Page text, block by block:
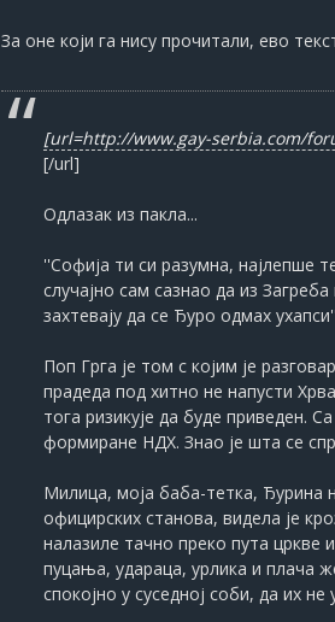
За оне који га нису прочитали, ево
[url=http://www.gay-serbia.com/
[/url]
Одлазак из пакла...
''Софија ти си разумна, најлепше
случајно сам сазнао да из
захтевају да се Ђуро одмах
Поп Грга је том с којим је
прадеда под хитно не напусти
тога ризикује да буде приведен.
формиране НДХ. Знао је шта се
Милица, моја баба-тетка, Ђурина
официрских станова, видела је
налазиле тачно преко пута цркве
пуцања, удараца, урлика и плача
спокојно у суседној соби, да их